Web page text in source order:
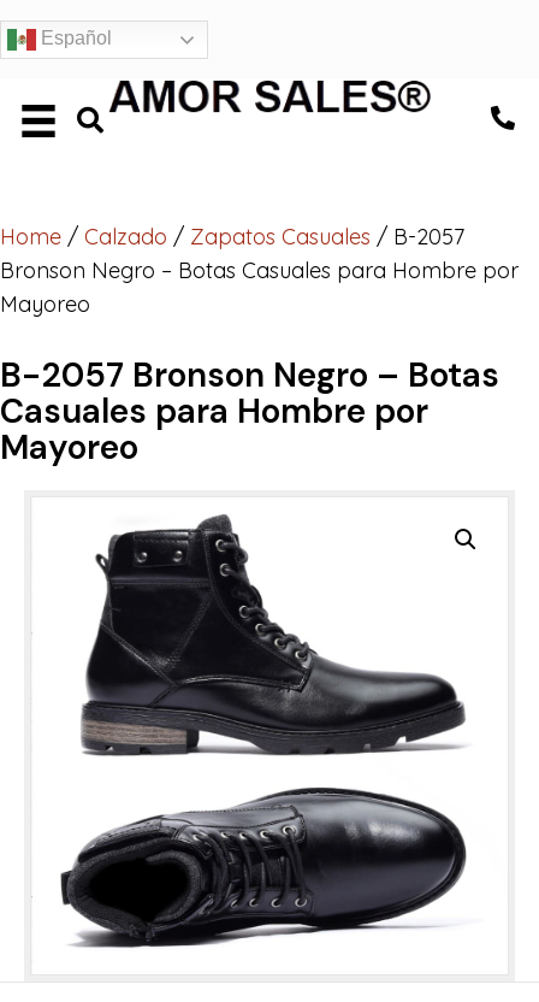
Español
Home / Calzado / Zapatos Casuales / B-2057
Bronson Negro – Botas Casuales para Hombre por
Mayoreo
B-2057 Bronson Negro – Botas
Casuales para Hombre por
Mayoreo